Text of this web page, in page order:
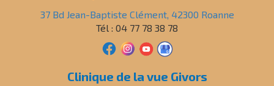
37 Bd Jean-Baptiste Clément, 42300 Roanne
Tél : 04 77 78 38 78
Clinique de la vue Givors